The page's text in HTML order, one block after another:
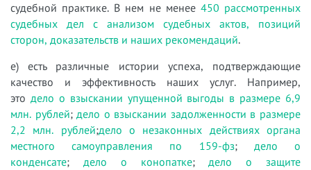
судебной практике. В нем не менее 450 рассмотренных
судебных дел с анализом судебных актов, позиций
сторон, доказательств и наших рекомендаций.
е) есть различные истории успеха, подтверждающие
качество и эффективность наших услуг. Например,
это дело о взыскании упущенной выгоды в размере 6,9
млн. рублей;дело о взыскании задолженности в размере
2,2 млн. рублей;дело о незаконных действиях органа
местного самоуправления по 159-фз; дело о
конденсате; дело о конопатке;дело о защите